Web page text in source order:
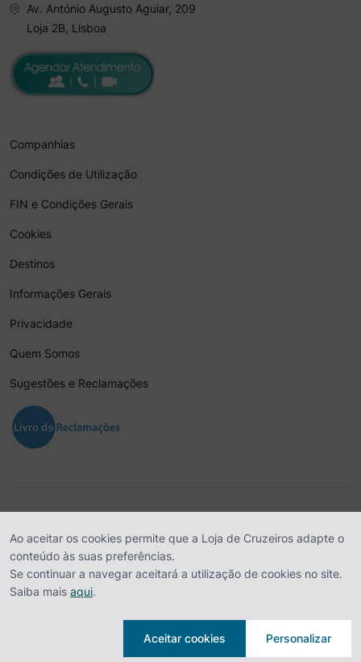
Av. António Augusto Aguiar, 209
Loja 2B, Lisboa
Companhias
Condições de Utilização
FIN e Condições Gerais
Cookies
Destinos
Informações Gerais
Privacidade
Quem Somos
Sugestões e Reclamações
024 Lisboa | Cap. Social 100.000,00 Euros | NIPC 500 011 028 | RNAVT
1700
Ao aceitar os cookies permite que a Loja de Cruzeiros adapte o
conteúdo às suas preferências.
Se continuar a navegar aceitará a utilização de cookies no site.
Saiba mais aqui.
Aceitar cookies Personalizar